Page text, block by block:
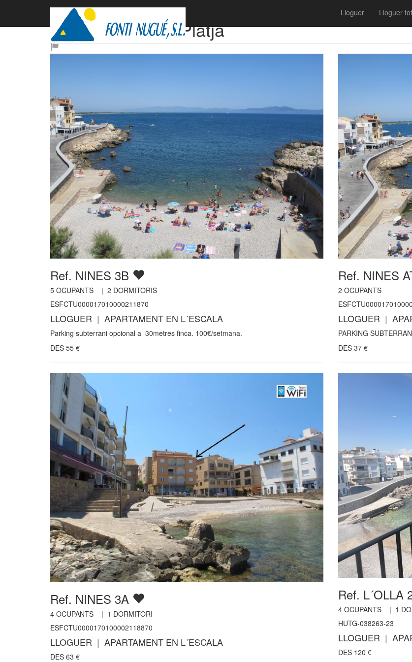
Lloguer Lloguer
Primer Linea de Platja
Ref. NINES 3B
5 OCUPANTS | 2 DORMITORIS
ESFCTU000017010000211870
LLOGUER | APARTAMENT EN L´ESCALA
Parking subterrani opcional a 30metres finca. 100€/setmana.
DES 55 €
Ref. NINES
2 OCUPANTS
LLOGUER |
PARKING
DES 37 €
Ref. NINES 3A
4 OCUPANTS | 1 DORMITORI
ESFCTU0000170100002118870
LLOGUER | APARTAMENT EN L´ESCALA
DES 63 €
Ref. L´OLLA
4 OCUPANTS | 1
HUTG-038263-23
LLOGUER |
DES 120 €